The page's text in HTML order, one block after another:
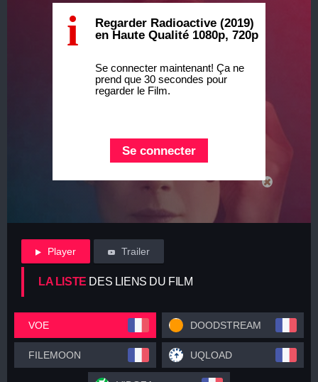
i
Regarder Radioactive (2019)
en Haute Qualité 1080p, 720p
Se connecter maintenant! Ça ne
prend que 30 secondes pour
regarder le Film.
Se connecter
Player Trailer
LA LISTE DES LIENS DU FILM
VOE DOODSTREAM
FILEMOON UQLOAD